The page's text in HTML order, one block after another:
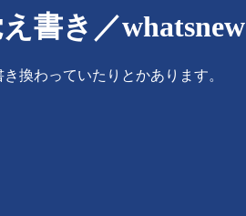
書き／whatsnew
換わっていたりとかあります。